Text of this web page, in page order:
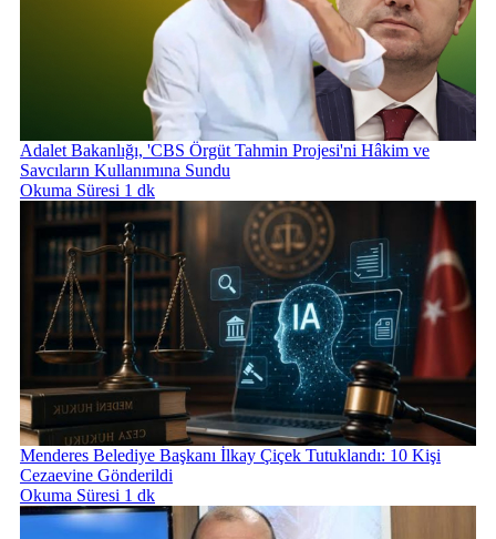
Adalet Bakanlığı, 'CBS Örgüt Tahmin Projesi'ni Hâkim ve
Savcıların Kullanımına Sundu
Okuma Süresi 1 dk
Menderes Belediye Başkanı İlkay Çiçek Tutuklandı: 10 Kişi
Cezaevine Gönderildi
Okuma Süresi 1 dk